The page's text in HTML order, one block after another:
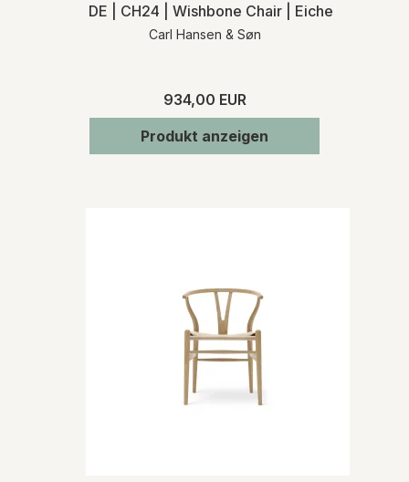
DE | CH24 | Wishbone Chair | Eiche schwarz
Carl Hansen & Søn
934,00 EUR
Produkt anzeigen